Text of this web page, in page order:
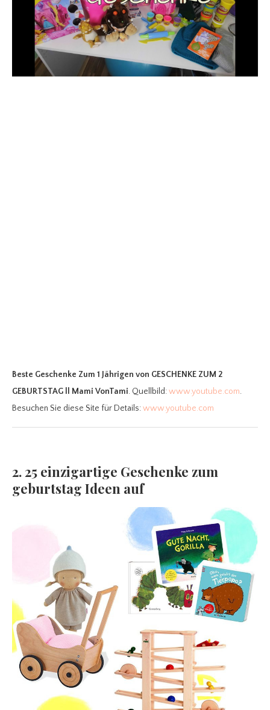
Beste Geschenke Zum 1 Jährigen von GESCHENKE ZUM 2
GEBURTSTAG ll Mami VonTami. Quellbild:www.youtube.com.
Besuchen Sie diese Site für Details:www.youtube.com
2. 25 einzigartige Geschenke zum
geburtstag Ideen auf